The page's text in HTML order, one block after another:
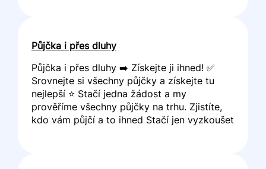
Půjčka i přes dluhy
Půjčka i přes dluhy ➡️ Získejte ji ihned! ✅
Srovnejte si všechny půjčky a získejte tu
nejlepší ⭐ Stačí jedna žádost a my
prověříme všechny půjčky na trhu. Zjistíte,
kdo vám půjčí a to ihned Stačí jen vyzkoušet